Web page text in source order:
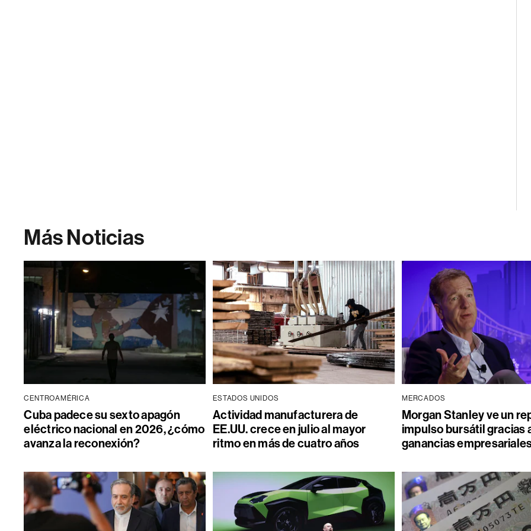
Más Noticias
CENTROAMÉRICA
Cuba padece su sexto apagón
eléctrico nacional en 2026, ¿cómo
avanza la reconexión?
ESTADOS UNIDOS
Actividad manufacturera de
EE.UU. crece en julio al mayor
ritmo en más de cuatro años
MERCADOS
Morgan Stanley ve un
impulso bursátil gracias
ganancias